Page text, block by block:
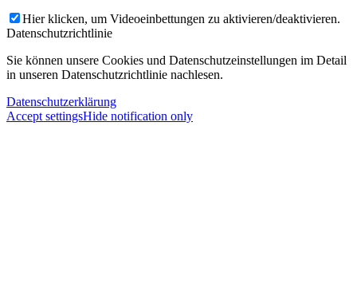
Hier klicken, um Videoeinbettungen zu aktivieren/deaktivieren.
Datenschutzrichtlinie
Sie können unsere Cookies und Datenschutzeinstellungen im Detail
in unseren Datenschutzrichtlinie nachlesen.
Datenschutzerklärung
Accept settingsHide notification only